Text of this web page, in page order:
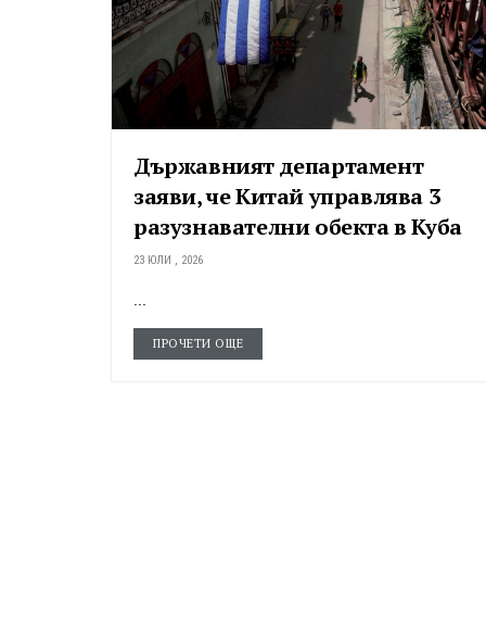
Държавният департамент
заяви, че Китай управлява 3
разузнавателни обекта в Куба
23 ЮЛИ , 2026
...
ПРОЧЕТИ ОЩЕ